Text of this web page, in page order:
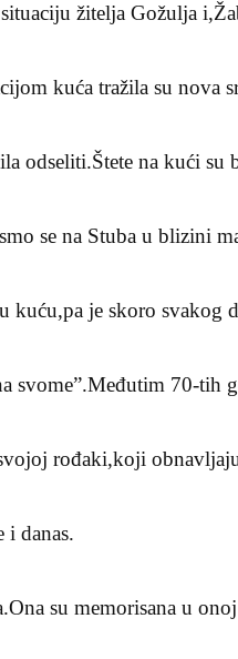
žitelja Gožulja
kuća tražila su nova
odseliti.Štete na kući su
se na Stuba u blizini
kuću,pa je skoro svakog
svome”.Međutim 70-tih
rođaki,koji
danas.
su memorisana u